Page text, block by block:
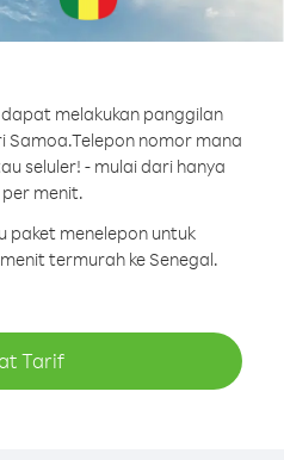
melakukan panggilan
Samoa.Telepon nomor mana
seluler! - mulai dari hanya
menit.
paket menelepon untuk
termurah ke Senegal.
Tarif